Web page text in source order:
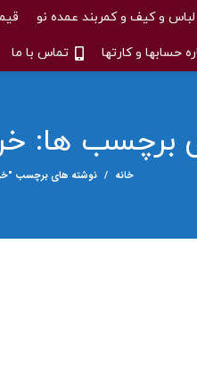
لباس و کیف و کمربند عمده نو
حسابها و کارتها تماس با ما
برچسب ها:
خانه نوشته های برچسب